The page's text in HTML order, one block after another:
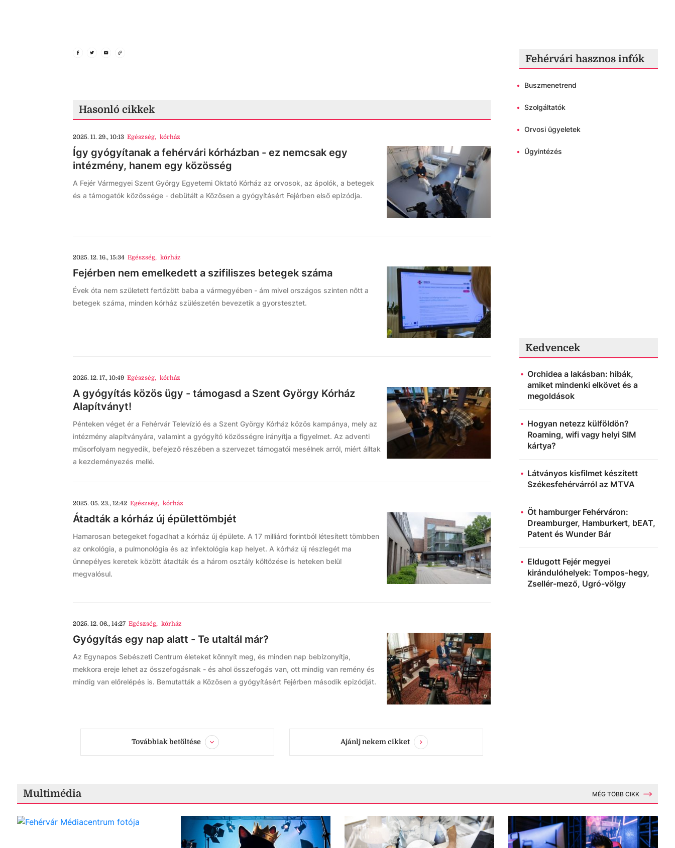
Hasonló cikkek
2025. 11. 29., 10:13 Egészség, kórház
Így gyógyítanak a fehérvári kórházban - ez nemcsak egy
intézmény, hanem egy közösség
A Fejér Vármegyei Szent György Egyetemi Oktató Kórház az orvosok, az ápolók, a betegek
és a támogatók közössége - debütált a Közösen a gyógyításért Fejérben első epizódja.
2025. 12. 16., 15:34 Egészség, kórház
Fejérben nem emelkedett a szifiliszes betegek száma
Évek óta nem született fertőzött baba a vármegyében - ám mivel országos szinten nőtt a
betegek száma, minden kórház szülészetén bevezetik a gyorstesztet.
2025. 12. 17., 10:49 Egészség, kórház
A gyógyítás közös ügy - támogasd a Szent György Kórház
Alapítványt!
Pénteken véget ér a Fehérvár Televízió és a Szent György Kórház közös kampánya, mely az
intézmény alapítványára, valamint a gyógyító közösségre irányítja a figyelmet. Az adventi
műsorfolyam negyedik, befejező részében a szervezet támogatói mesélnek arról, miért álltak
a kezdeményezés mellé.
2025. 05. 23., 12:42 Egészség, kórház
Átadták a kórház új épülettömbjét
Hamarosan betegeket fogadhat a kórház új épülete. A 17 milliárd forintból létesített tömbben
az onkológia, a pulmonológia és az infektológia kap helyet. A kórház új részlegét ma
ünnepélyes keretek között átadták és a három osztály költözése is heteken belül
megvalósul.
2025. 12. 06., 14:27 Egészség, kórház
Gyógyítás egy nap alatt - Te utaltál már?
Az Egynapos Sebészeti Centrum életeket könnyít meg, és minden nap bebizonyítja,
mekkora ereje lehet az összefogásnak - és ahol összefogás van, ott mindig van remény és
mindig van előrelépés is. Bemutatták a Közösen a gyógyításért Fejérben második epizódját.
Továbbiak betöltése Ajánlj nekem cikket
Fehérvári hasznos infók
• Buszmenetrend
• Szolgáltatók
• Orvosi ügyeletek
• Ügyintézés
Kedvencek
Orchidea a lakásban: hibák,
amiket mindenki elkövet és a
megoldások
Hogyan netezz külföldön?
Roaming, wifi vagy helyi SIM
kártya?
Látványos kisfilmet készített
Székesfehérvárról az MTVA
Öt hamburger Fehérváron:
Dreamburger, Hamburkert, bEAT,
Patent és Wunder Bár
Eldugott Fejér megyei
kirándulóhelyek: Tompos-hegy,
Zsellér-mező, Ugró-völgy
Multimédia MÉG TÖBB CIKK